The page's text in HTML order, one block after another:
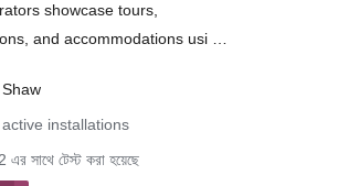
showcase tours,
and accommodations usi …
installations
সাথে টেস্ট করা হয়েছে